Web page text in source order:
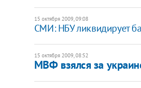
15 октября 2009, 09:08
СМИ: НБУ ликвидирует
15 октября 2009, 08:52
МВФ взялся за